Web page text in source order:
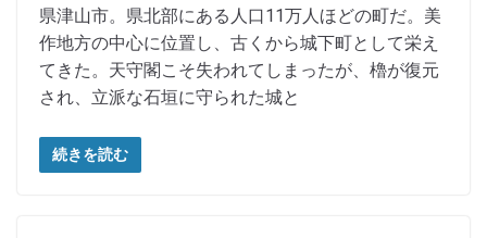
県津山市。県北部にある人口11万人ほどの町だ。美
作地方の中心に位置し、古くから城下町として栄え
てきた。天守閣こそ失われてしまったが、櫓が復元
され、立派な石垣に守られた城と
続きを読む